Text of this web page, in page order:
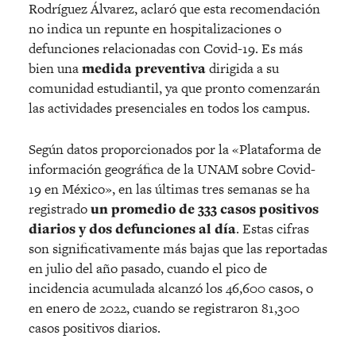
Rodríguez Álvarez, aclaró que esta recomendación
no indica un repunte en hospitalizaciones o
defunciones relacionadas con Covid-19. Es más
bien unamedida preventivadirigida a su
comunidad estudiantil, ya que pronto comenzarán
las actividades presenciales en todos los campus.
Según datos proporcionados por la «Plataforma de
información geográfica de la UNAM sobre Covid-
19 en México», en las últimas tres semanas se ha
registradoun promedio de 333 casos positivos
diarios y dos defunciones al día. Estas cifras
son significativamente más bajas que las reportadas
en julio del año pasado, cuando el pico de
incidencia acumulada alcanzó los 46,600 casos, o
en enero de 2022, cuando se registraron 81,300
casos positivos diarios.